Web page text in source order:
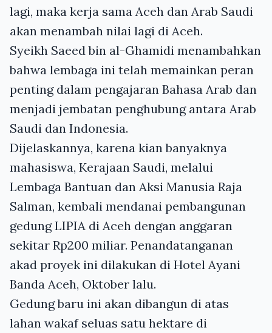
lagi, maka kerja sama Aceh dan Arab Saudi
akan menambah nilai lagi di Aceh.
Syeikh Saeed bin al-Ghamidi menambahkan
bahwa lembaga ini telah memainkan peran
penting dalam pengajaran Bahasa Arab dan
menjadi jembatan penghubung antara Arab
Saudi dan Indonesia.
Dijelaskannya, karena kian banyaknya
mahasiswa, Kerajaan Saudi, melalui
Lembaga Bantuan dan Aksi Manusia Raja
Salman, kembali mendanai pembangunan
gedung LIPIA di Aceh dengan anggaran
sekitar Rp200 miliar. Penandatanganan
akad proyek ini dilakukan di Hotel Ayani
Banda Aceh, Oktober lalu.
Gedung baru ini akan dibangun di atas
lahan wakaf seluas satu hektare di